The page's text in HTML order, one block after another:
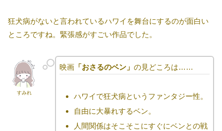
狂犬病がないと言われているハワイを舞台にするのが面白い
ところですね。緊張感がすごい作品でした。
すみれ
映画「おさるのベン」 の見どころは……
ハワイで狂犬病というファンタジー性。
自由に大暴れするベン。
人間関係はそこそこにすぐにベンとの戦